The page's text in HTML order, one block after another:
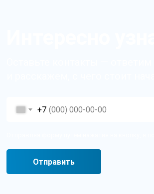
+7
Отправить
Отправляя форму путём нажатия на кнопку,